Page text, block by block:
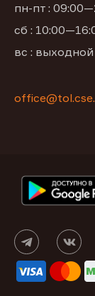
пн-пт :
сб :
вс : выходной